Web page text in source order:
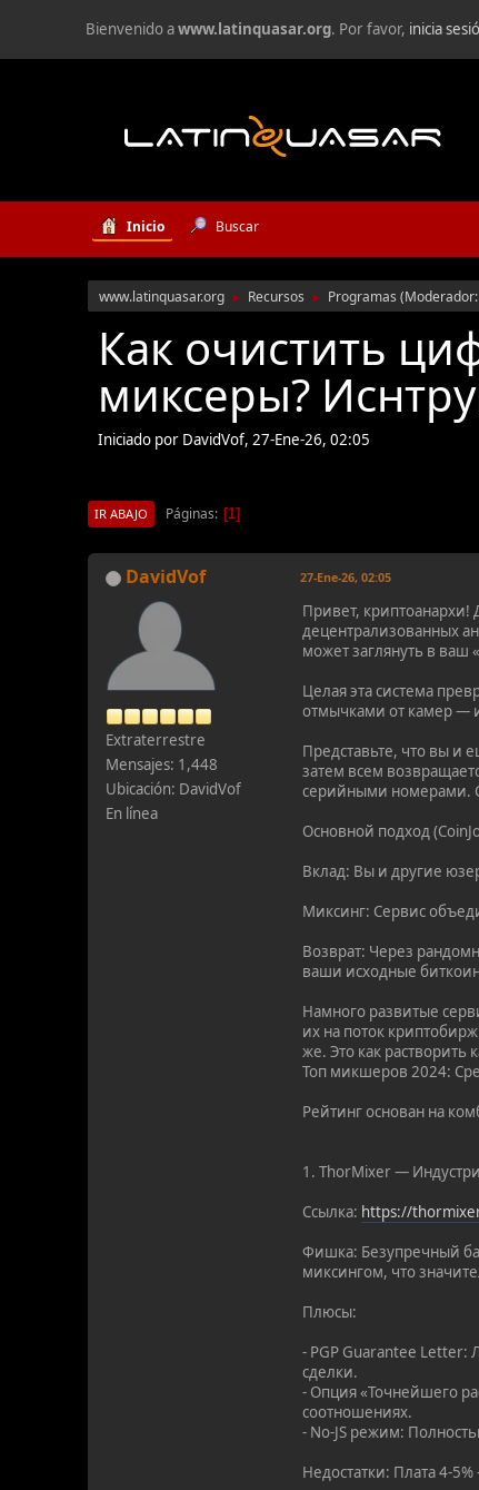
Bienvenido awww.latinquasar.org. Por favor, inicia
Inicio Buscar
www.latinquasar.org ► Recursos ► Programas (Moderador:
Как очистить
миксеры?
Iniciado por DavidVof, 27-Ene-26, 02:05
IR ABAJO Páginas 1
DavidVof
Extraterrestre
Mensajes: 1,448
Ubicación: DavidVof
En línea
27-Ene-26, 02:05
Привет, криптоанархи!
децентрализованных
может заглянуть в ваш
Целая эта система
отмычками от камер —
Представьте, что вы и
затем всем
серийными номерами.
Основной подход
Вклад: Вы и другие
Миксинг: Сервис
Возврат: Через
ваши исходные
Намного развитые
их на поток
же. Это как
Топ микшеров 2024:
Рейтинг основан на
1. ThorMixer —
Ссылка: https://
Фишка: Безупречный
миксингом, что
Плюсы:
- PGP Guarantee Letter:
сделки.
- Опция «Точнейшего
соотношениях.
- No-JS режим:
Недостатки: Плата 4-